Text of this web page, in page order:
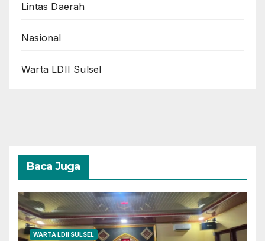
Lintas Daerah
Nasional
Warta LDII Sulsel
Baca Juga
WARTA LDII SULSEL